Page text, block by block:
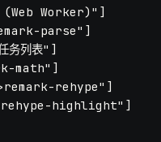
(Web Worker)"]
parse"]
列表"]
math"]
rehype"]
highlight"]